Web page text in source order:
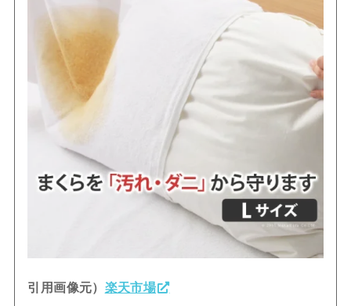
引用画像元） 楽天市場